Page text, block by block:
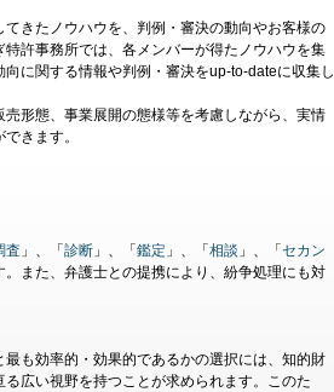
きたノウハウを、判例・審決の動向やお客様の
許事務所では、各メンバーが得たノウハウを集
に関する情報や判例・審決をup-to-dateに収集し
形態、事業展開の態様等を考慮しながら、実情
きます。
査 」、「診断 」、「鑑定 」、「相談 」、「セカン
また、弁護士との提携により、紛争処理にも対
も効率的・効果的であるかの選択には、知的財
広い視野を持つことが求められます。このた